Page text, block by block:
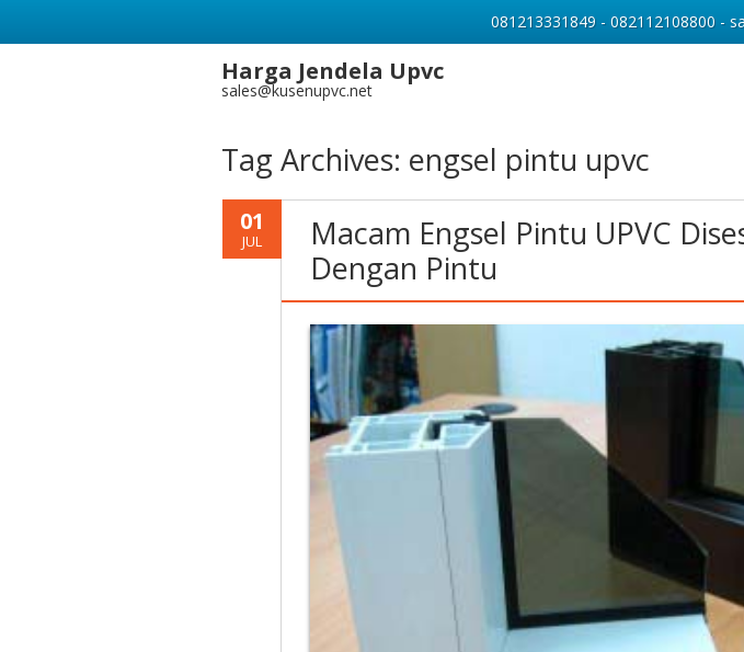
Harga Jendela Upvc
sales@kusenupvc.net
Tag Archives: engsel pintu upvc
01
JUL
Macam Engsel Pintu UPVC
Dengan Pintu
081213331849 - 082112108800 -